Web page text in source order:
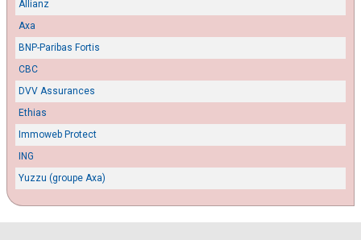
Allianz
Axa
BNP-Paribas Fortis
CBC
DVV Assurances
Ethias
Immoweb Protect
ING
Yuzzu (groupe Axa)